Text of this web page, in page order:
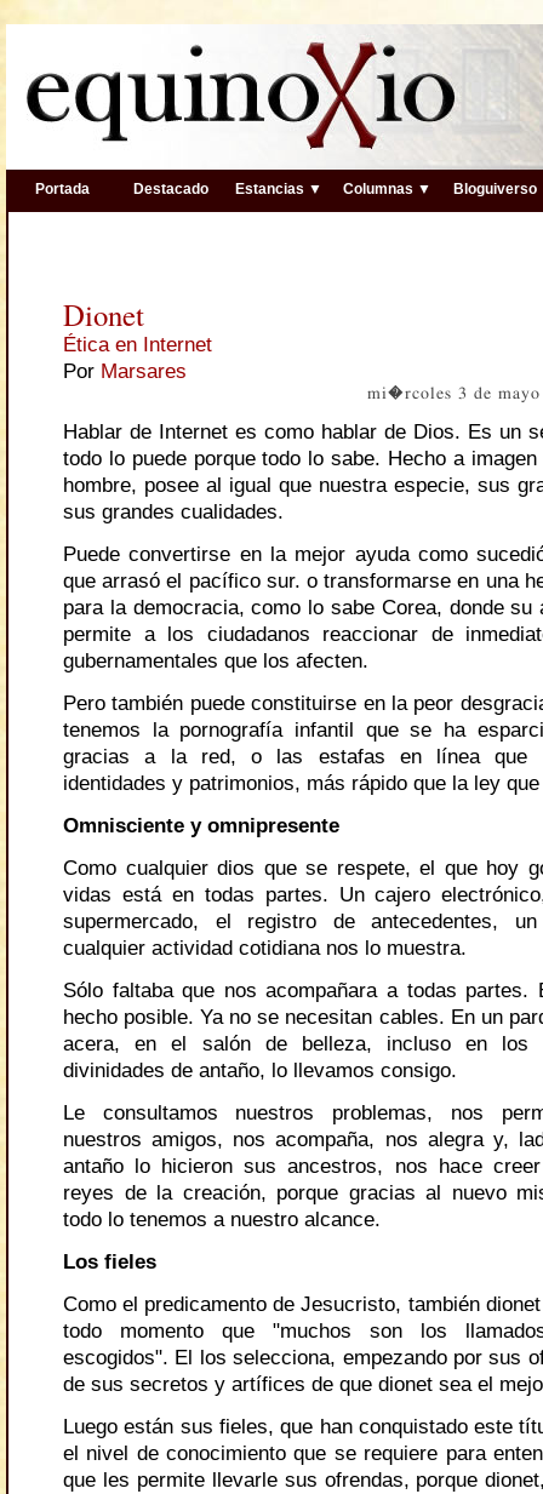
Portada Destacado Estancias ▼ Columnas ▼ Bloguiverso
Dionet
Ética en Internet
Por Marsares
mi�rcoles 3 de
Hablar de Internet es como hablar de Dios. Es un
todo lo puede porque todo lo sabe. Hecho a
hombre, posee al igual que nuestra especie, sus
sus grandes cualidades.
Puede convertirse en la mejor ayuda como
que arrasó el pacífico sur. o transformarse en una
para la democracia, como lo sabe Corea, donde su
permite a los ciudadanos reaccionar de
gubernamentales que los afecten.
Pero también puede constituirse en la peor
tenemos la pornografía infantil que se ha
gracias a la red, o las estafas en línea que
identidades y patrimonios, más rápido que la ley
Omnisciente y omnipresente
Como cualquier dios que se respete, el que hoy
vidas está en todas partes. Un cajero
supermercado, el registro de antecedentes,
cualquier actividad cotidiana nos lo muestra.
Sólo faltaba que nos acompañara a todas
hecho posible. Ya no se necesitan cables. En un
acera, en el salón de belleza, incluso en los
divinidades de antaño, lo llevamos consigo.
Le consultamos nuestros problemas, nos
nuestros amigos, nos acompaña, nos alegra y,
antaño lo hicieron sus ancestros, nos hace
reyes de la creación, porque gracias al nuevo
todo lo tenemos a nuestro alcance.
Los fieles
Como el predicamento de Jesucristo, también
todo momento que "muchos son los
escogidos". El los selecciona, empezando por sus
de sus secretos y artífices de que dionet sea el
Luego están sus fieles, que han conquistado este
el nivel de conocimiento que se requiere para
que les permite llevarle sus ofrendas, porque